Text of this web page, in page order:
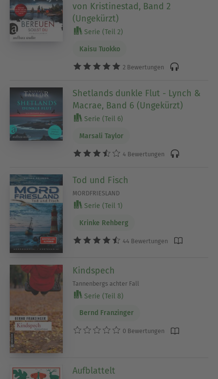
von Kristinestad, Band 2
(Ungekürzt)
Serie (Teil 2)
Kaisu Tuokko
2 Bewertungen
Shetlands dunkle Flut - Lynch &
Macrae, Band 6 (Ungekürzt)
Serie (Teil 6)
Marsali Taylor
4 Bewertungen
Tod und Fisch
MORDFRIESLAND
Serie (Teil 1)
Krinke Rehberg
44 Bewertungen
Kindspech
Tannenbergs achter Fall
Serie (Teil 8)
Bernd Franzinger
0 Bewertungen
Aufblattelt